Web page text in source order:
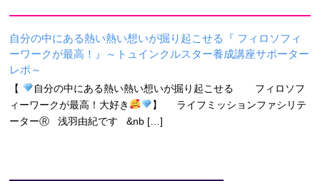
自分の中にある熱い熱い想いが掘り起こせる『 フィロソフィ
ーワークが最高！』～トュインクルスター養成講座サポーター
レポ～
【
自分の中にある熱い熱い想いが掘り起こせる フィロソフ
ィーワークが最高！大好き
】 ライフミッションファシリテ
ーターⓇ 浅羽由紀です &nb […]